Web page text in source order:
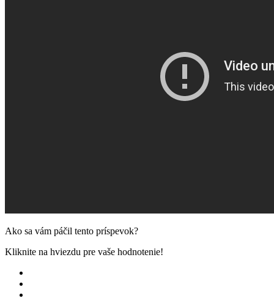
Ako sa vám páčil tento príspevok?
Kliknite na hviezdu pre vaše hodnotenie!